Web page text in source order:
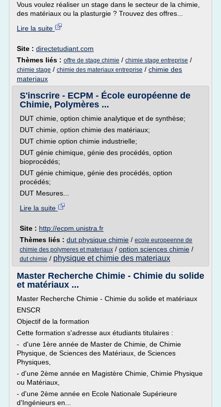
Vous voulez réaliser un stage dans le secteur de la chimie,
des matériaux ou la plasturgie ? Trouvez des offres...
Lire la suite
Site : directetudiant.com
Thèmes liés : offre de stage chimie / chimie stage entreprise /
chimie stage / chimie des materiaux entreprise / chimie des
materiaux
S'inscrire - ECPM - École européenne de
Chimie, Polymères ...
DUT chimie, option chimie analytique et de synthèse;
DUT chimie, option chimie des matériaux;
DUT chimie option chimie industrielle;
DUT génie chimique, génie des procédés, option
bioprocédés;
DUT génie chimique, génie des procédés, option
procédés;
DUT Mesures...
Lire la suite
Site : http://ecpm.unistra.fr
Thèmes liés : dut physique chimie / ecole europeenne de
chimie des polymeres et materiaux / option sciences chimie /
dut chimie / physique et chimie des materiaux
Master Recherche Chimie - Chimie du solide
et matériaux ...
Master Recherche Chimie - Chimie du solide et matériaux
ENSCR
Objectif de la formation
Cette formation s'adresse aux étudiants titulaires :
- d'une 1ère année de Master de Chimie, de Chimie
Physique, de Sciences des Matériaux, de Sciences
Physiques,
- d'une 2ème année en Magistère Chimie, Chimie Physique
ou Matériaux,
- d'une 2ème année en Ecole Nationale Supérieure
d'Ingénieurs en...